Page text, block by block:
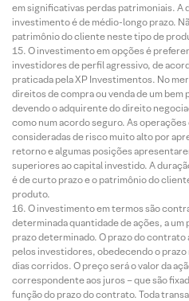
em significativas perdas patrimoniais. A
investimento é de médio-longo prazo.
patrimônio do cliente neste tipo de
O investimento em opções é
investidores de perfil agressivo, de
praticada pela XP Investimentos. No
direitos de compra ou venda de um bem
devendo o adquirente do direito
como num acordo seguro. As
consideradas de risco muito alto por
retorno e algumas posições
superiores ao capital investido. A
é de curto prazo e o patrimônio do
produto.
O investimento em termos são
determinada quantidade de ações, a um
prazo determinado. O prazo do
pelos investidores, obedecendo o prazo
dias corridos. O preço será o valor da
correspondente aos juros – que são
função do prazo do contrato. Toda